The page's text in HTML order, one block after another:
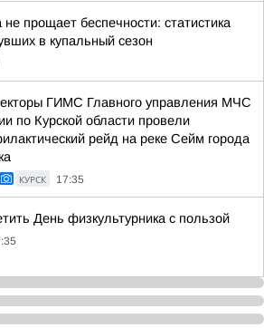
не прощает беспечности: статистика
в купальный сезон
ГИМС Главного управления МЧС
по Курской области провели
рейд на реке Сейм города
КУРСК 17:35
День физкультурника с пользой